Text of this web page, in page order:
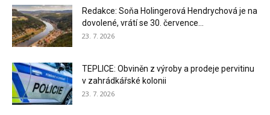
Redakce: Soňa Holingerová Hendrychová je na
dovolené, vrátí se 30. července...
23. 7. 2026
TEPLICE: Obviněn z výroby a prodeje pervitinu
v zahrádkářské kolonii
23. 7. 2026